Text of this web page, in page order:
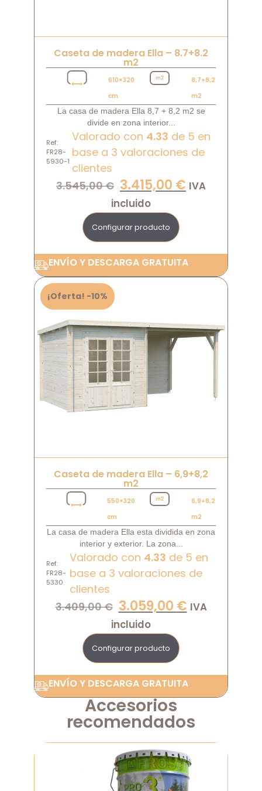
Caseta de madera Ella – 8.7+8.2
m2
610×320
cm
8,7+8,2
m2
La casa de madera Ella 8,7 + 8,2 m2 se
divide en zona interior...
Ref:
FR28-
5930-1
Valorado con 4.33 de 5 en
base a 3 valoraciones de
clientes
3.545,00€ 3.415,00 € IVA
incluido
Configurar producto
ENVÍO Y DESCARGA GRATUITA
¡Oferta! -10%
Caseta de madera Ella – 6,9+8,2
m2
550×320
cm
6,9+8,2
m2
La casa de madera Ella esta dividida en zona
interior y exterior. La zona...
Ref:
FR28-
5330
Valorado con 4.33 de 5 en
base a 3 valoraciones de
clientes
3.409,00€ 3.059,00 € IVA
incluido
Configurar producto
ENVÍO Y DESCARGA GRATUITA
Accesorios
recomendados